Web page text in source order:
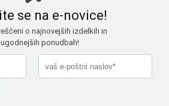
se na e-novice!
o najnovejših izdelkih in
ponudbah!